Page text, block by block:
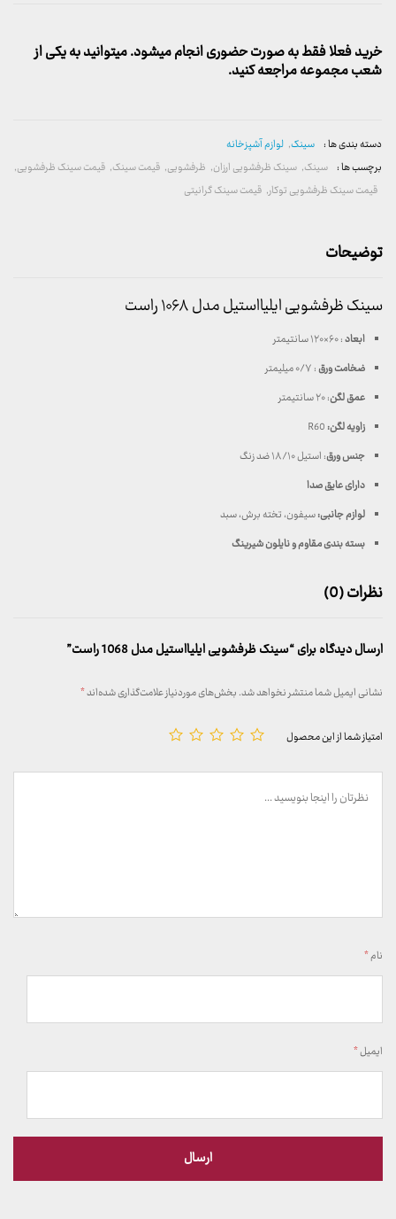
خرید فعلا فقط به صورت حضوری انجام میشود. میتوانید به یکی از
شعب مجموعه مراجعه کنید.
دسته بندی ها : سینک, لوازم آشپزخانه
برچسب ها : سینک, سینک ظرفشویی ارزان, ظرفشویی, قیمت سینک, قیمت سینک ظرفشویی,
قیمت سینک ظرفشویی توکار, قیمت سینک گرانیتی
توضیحات
سینک ظرفشویی ایلیااستیل مدل ۱۰۶۸ راست
ابعاد: ۶۰×۱۲۰ سانتیمتر
ضخامت ورق: ۰/۷ میلیمتر
عمق لگن: ۲۰ سانتیمتر
زاویه لگن:
جنس ورق: استیل ۱۸/۱۰ ضد زنگ
دارای عایق صدا
لوازم جانبی:سیفون، تخته برش، سبد
بسته بندی مقاوم و نایلون شیرینگ
نظرات (0)
ارسال دیدگاه برای “سینک ظرفشویی ایلیااستیل مدل 1068 راست”
نشانی ایمیل شما منتشر نخواهد شد.بخش‌های موردنیاز علامت‌گذاری شده‌اند*
امتیاز شما از این محصول
نام*
ایمیل*